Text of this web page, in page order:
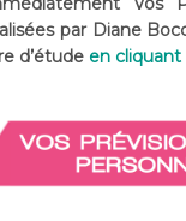
par Diane
d’étude en cliquant